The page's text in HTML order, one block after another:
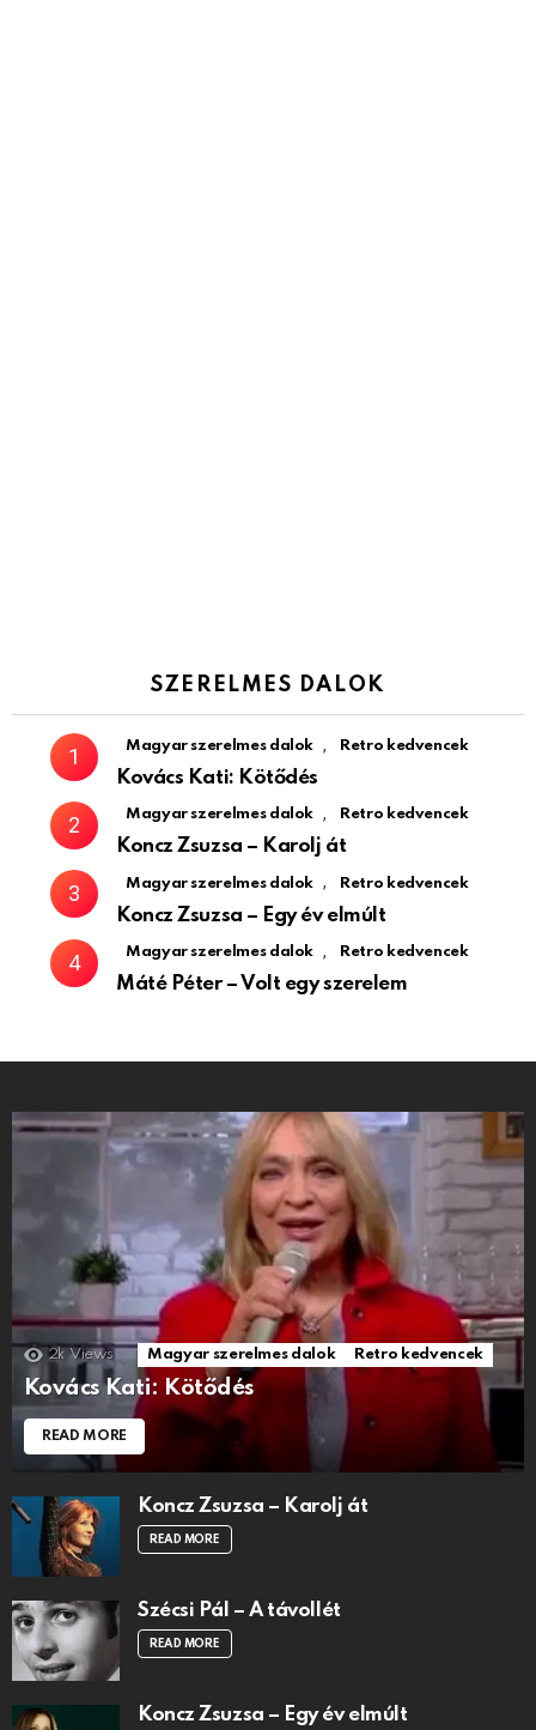
SZERELMES DALOK
Magyar szerelmes dalok , Retro kedvencek
Kovács Kati: Kötődés
Magyar szerelmes dalok , Retro kedvencek
Koncz Zsuzsa – Karolj át
Magyar szerelmes dalok , Retro kedvencek
Koncz Zsuzsa – Egy év elmúlt
Magyar szerelmes dalok , Retro kedvencek
Máté Péter – Volt egy szerelem
2k Views Magyar szerelmes dalok Retro kedvencek
Kovács Kati: Kötődés
READ MORE
Koncz Zsuzsa – Karolj át
READ MORE
Szécsi Pál – A távollét
READ MORE
Koncz Zsuzsa – Egy év elmúlt